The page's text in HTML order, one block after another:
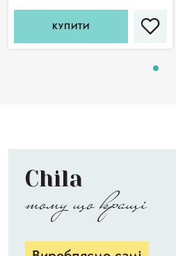
КУПИТИ
Chila
тому що кращі